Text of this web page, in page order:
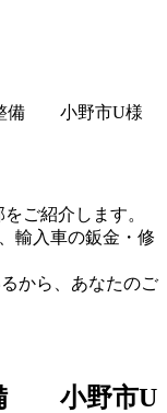
備 小野市U様
ご紹介します。
輸入車の鈑金・修
から、あなたのご
小野市U